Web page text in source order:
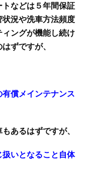
などは５年間保証
況や洗車方法頻度
ングが機能し続け
ずですが、
有償メインテナンス
あるはずですが、
扱いとなること自体